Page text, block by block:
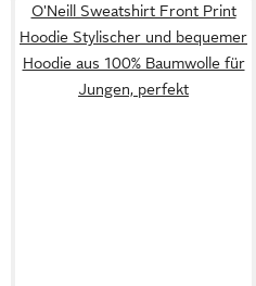
O'Neill Sweatshirt Front Print
Hoodie Stylischer und bequemer
Hoodie aus 100% Baumwolle für
Jungen, perfekt